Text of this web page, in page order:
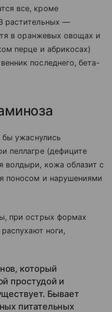
все, кроме
растительных —
в оранжевых овощах и
перце и абрикосах)
последнего, бета-
ужаснулись
пеллагре (дефиците
волдыри, кожа облазит с
поносом и нарушениями
при острых формах
ноги,
который
простудой и
Бывает
питательных